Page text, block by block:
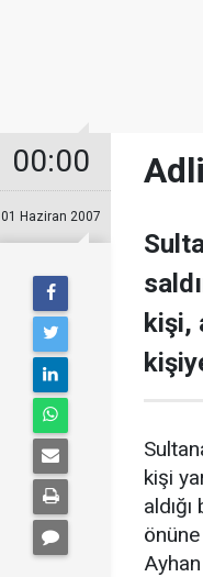
00:00
01 Haziran 2007
kişi,
kişi